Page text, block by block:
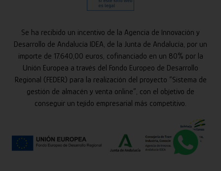
Se ha recibido un incentivo de la Agencia de Innovación y
Desarrollo de Andalucía IDEA, de la Junta de Andalucía, por un
importe de 17.640,00 euros, cofinanciado en un 80% por la
Unión Europea a través del Fondo Europeo de Desarrollo
Regional (FEDER) para la realización del proyecto “Sistema de
gestión de almacén y venta online”, con el objetivo de
conseguir un tejido empresarial más competitivo.